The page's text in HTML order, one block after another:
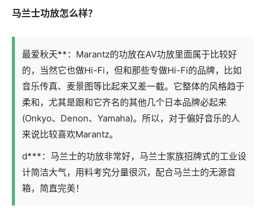
马兰士功放怎么样？
最爱秋天**：Marantz的功放在AV功放里面属于比较好
的，当然它也做Hi-Fi，但和那些专做Hi-Fi的品牌，比如
音乐传真、麦景图等比起来又差一截。它整体的风格趋于
柔和，尤其是跟和它齐名的其他几个日本品牌必起来
(Onkyo、Denon、Yamaha)。所以，对于偏好音乐的人
来说比较喜欢Marantz。
d***：马兰士的功放非常好，马兰士家族招牌式的工业设
计简洁大气，用料考究分量很沉，配合马兰士的无源音
箱，简直完美！